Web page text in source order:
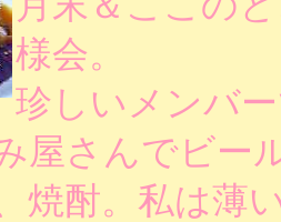
様会。
珍しいメンバ
屋さんでビー
焼酎。私は薄